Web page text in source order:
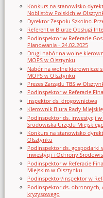
Konkurs na stanowisko
Noblistów Polskich w
Dyrektor Zespołu Szkolno-
Referent w Biurze Obsługi
Podinspektor w Referacie
Planowania - 24.02.2025
Drugi nabór na wolne
MOPS w Olsztynku
Nabór na wolne kierownicze
MOPS w Olsztynku
Prezes Zarządu TBS w
Podinspektor w Referacie
Inspektor ds. drogownictwa
Kierownik Biura Rady
Podinspektor ds. inwestycji
Środowiska Urzędu
Konkurs na stanowisko
Olsztynku
Podinspektor ds. gospodarki
Inwestycji i Ochrony
Podinspektor w Referacie
Miejskim w Olsztynku
Podinspektor/inspektor w
Podinspektor ds. obronnych,
kryzysowego